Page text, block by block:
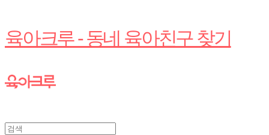
육아크루 - 동네 육아친구 찾기